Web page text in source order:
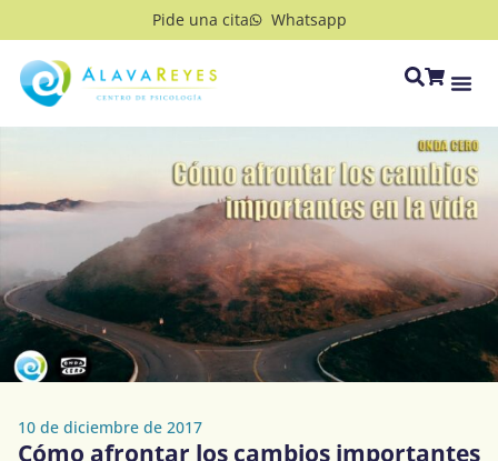
Pide una cita Whatsapp
10 de diciembre de 2017
Cómo afrontar los cambios importantes